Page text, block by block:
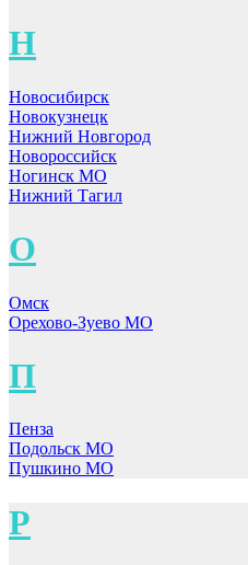
Н
Новосибирск
Новокузнецк
Нижний Новгород
Новороссийск
Ногинск МО
Нижний Тагил
О
Омск
Орехово-Зуево МО
П
Пенза
Подольск МО
Пушкино МО
Р